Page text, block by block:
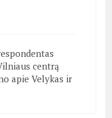
centrą
apie Velykas ir